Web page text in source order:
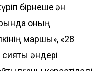
бірнеше ән
оның
маршы», «28
әндері